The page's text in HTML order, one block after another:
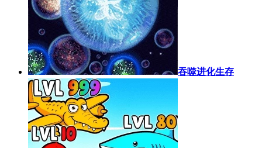
吞噬进化生存